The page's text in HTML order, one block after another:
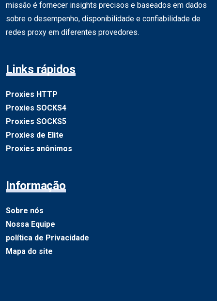
missão é fornecer insights precisos e baseados em dados
sobre o desempenho, disponibilidade e confiabilidade de
redes proxy em diferentes provedores.
Links rápidos
Proxies HTTP
Proxies SOCKS4
Proxies SOCKS5
Proxies de Elite
Proxies anônimos
Informação
Sobre nós
Nossa Equipe
política de Privacidade
Mapa do site